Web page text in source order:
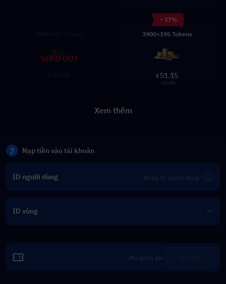
SOLD OUT
- 17%
3900+195 Tokens
$ 51.15
60.99
Xem thêm
2 Nạp tiền vào tài khoản
ID người dùng
ID vùng